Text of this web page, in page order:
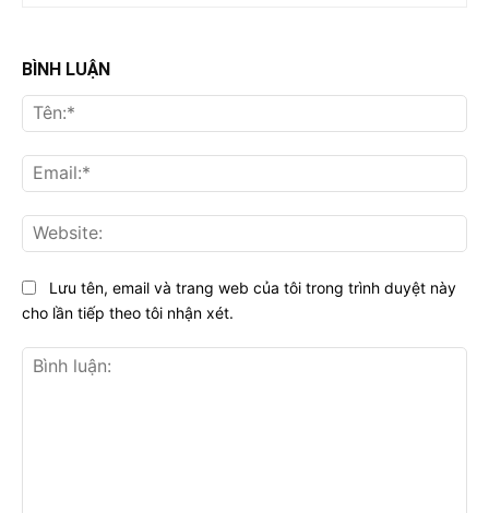
BÌNH LUẬN
Lưu tên, email và trang web của tôi trong trình duyệt này
cho lần tiếp theo tôi nhận xét.